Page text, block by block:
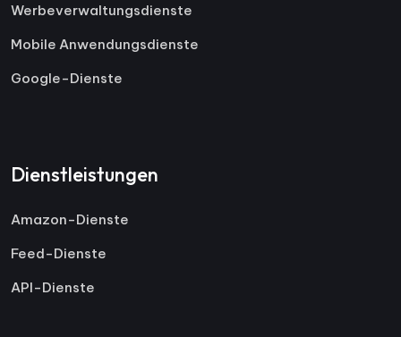
Werbeverwaltungsdienste
Mobile Anwendungsdienste
Google-Dienste
Dienstleistungen
Amazon-Dienste
Feed-Dienste
API-Dienste